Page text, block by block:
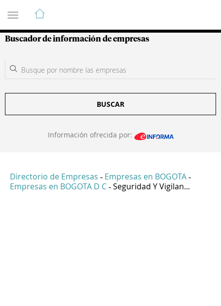
Guía de Empresas Colombianas
Buscador de información de empresas
BUSCAR
Información ofrecida por:
Directorio de Empresas - Empresas en BOGOTA -
Empresas en BOGOTA D C - Seguridad Y Vigilan...